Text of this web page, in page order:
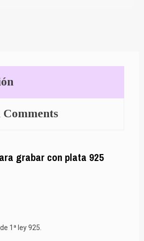
Comments
grabar con plata 925
1ª ley 925.